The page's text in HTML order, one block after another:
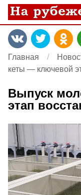
Главная
кеты — ключевой
Выпуск
этап